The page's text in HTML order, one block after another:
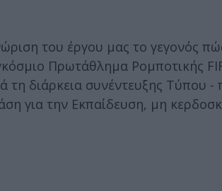
του έργου μας το γεγονός
Πρωτάθλημα Ρομποτικής
διάρκεια συνέντευξης Τύπου -
για την Εκπαίδευση, μη